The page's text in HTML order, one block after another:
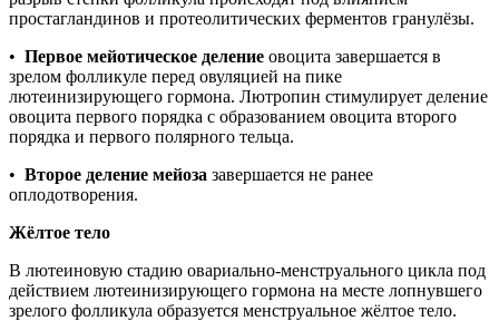
простагландинов и протеолитических ферментов гранулёзы.
• Первое мейотическое деление овоцита завершается в
зрелом фолликуле перед овуляцией на пике
лютеинизирующего гормона. Лютропин стимулирует деление
овоцита первого порядка с образованием овоцита второго
порядка и первого полярного тельца.
• Второе деление мейоза завершается не ранее
оплодотворения.
Жёлтое тело
В лютеиновую стадию овариально-менструального цикла под
действием лютеинизирующего гормона на месте лопнувшего
зрелого фолликула образуется менструальное жёлтое тело.